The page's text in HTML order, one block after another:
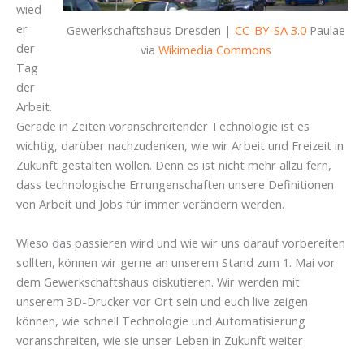
Gewerkschaftshaus Dresden | CC-BY-SA 3.0Paulae
via Wikimedia Commons
wied
er
der
Tag
der
Arbeit.
Gerade in Zeiten voranschreitender Technologie ist es
wichtig, darüber nachzudenken, wie wir Arbeit und Freizeit in
Zukunft gestalten wollen. Denn es ist nicht mehr allzu fern,
dass technologische Errungenschaften unsere Definitionen
von Arbeit und Jobs für immer verändern werden.
Wieso das passieren wird und wie wir uns darauf vorbereiten
sollten, können wir gerne an unserem Stand zum 1. Mai vor
dem Gewerkschaftshaus diskutieren. Wir werden mit
unserem 3D-Drucker vor Ort sein und euch live zeigen
können, wie schnell Technologie und Automatisierung
voranschreiten, wie sie unser Leben in Zukunft weiter